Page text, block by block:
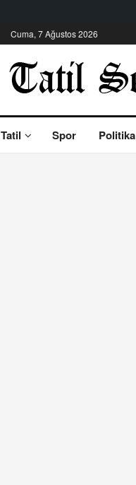
Cuma, 7 Ağustos 2026
Tatil Spor Politika